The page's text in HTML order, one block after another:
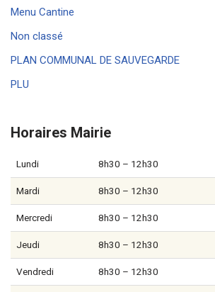
Menu Cantine
Non classé
PLAN COMMUNAL DE SAUVEGARDE
PLU
Horaires Mairie
Lundi 8h30 – 12h30
Mardi 8h30 – 12h30
Mercredi 8h30 – 12h30
Jeudi 8h30 – 12h30
Vendredi 8h30 – 12h30